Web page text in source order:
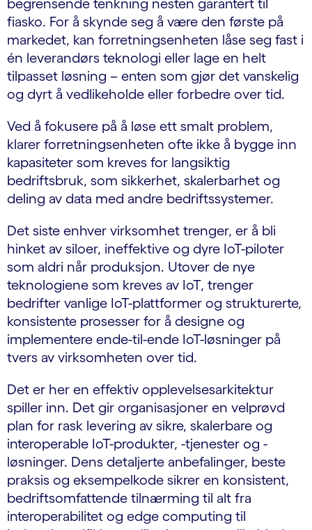
begrensende tenkning nesten garantert til
fiasko. For å skynde seg å være den første på
markedet, kan forretningsenheten låse seg fast i
én leverandørs teknologi eller lage en helt
tilpasset løsning – enten som gjør det vanskelig
og dyrt å vedlikeholde eller forbedre over tid.
Ved å fokusere på å løse ett smalt problem,
klarer forretningsenheten ofte ikke å bygge inn
kapasiteter som kreves for langsiktig
bedriftsbruk, som sikkerhet, skalerbarhet og
deling av data med andre bedriftssystemer.
Det siste enhver virksomhet trenger, er å bli
hinket av siloer, ineffektive og dyre IoT-piloter
som aldri når produksjon. Utover de nye
teknologiene som kreves av IoT, trenger
bedrifter vanlige IoT-plattformer og strukturerte,
konsistente prosesser for å designe og
implementere ende-til-ende IoT-løsninger på
tvers av virksomheten over tid.
Det er her en effektiv opplevelsesarkitektur
spiller inn. Det gir organisasjoner en velprøvd
plan for rask levering av sikre, skalerbare og
interoperable IoT-produkter, -tjenester og -
løsninger. Dens detaljerte anbefalinger, beste
praksis og eksempelkode sikrer en konsistent,
bedriftsomfattende tilnærming til alt fra
interoperabilitet og edge computing til